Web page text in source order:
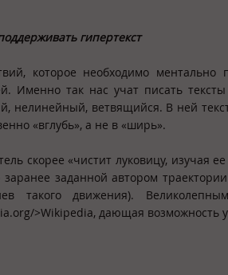
гипертекст
которое необходимо
Именно так нас учат писать
нелинейный, ветвящийся. В ней
«вглубь», а не в «ширь».
скорее «чистит луковицу, изучая
заданной автором
такого движения).
>Wikipedia, дающая возможность